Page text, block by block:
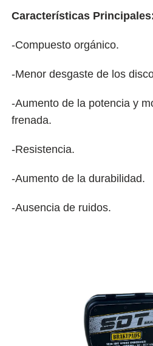
Características
-Compuesto orgánico.
-Menor desgaste de los
-Aumento de la potencia y
frenada.
-Resistencia.
-Aumento de la durabilidad.
-Ausencia de ruidos.